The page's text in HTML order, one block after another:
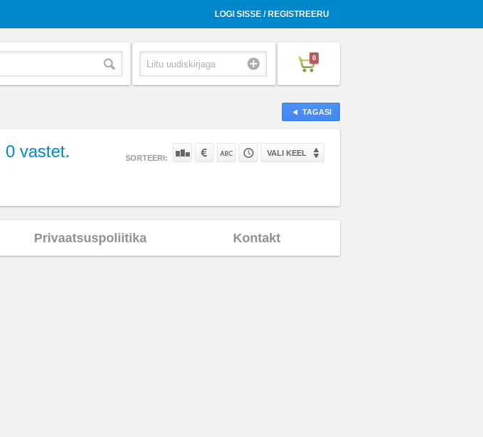
LOGI SISSE / REGISTREERU
0
TAGASI
0 vastet. SORTEERI:
VALI KEEL
Privaatsuspoliitika Kontakt